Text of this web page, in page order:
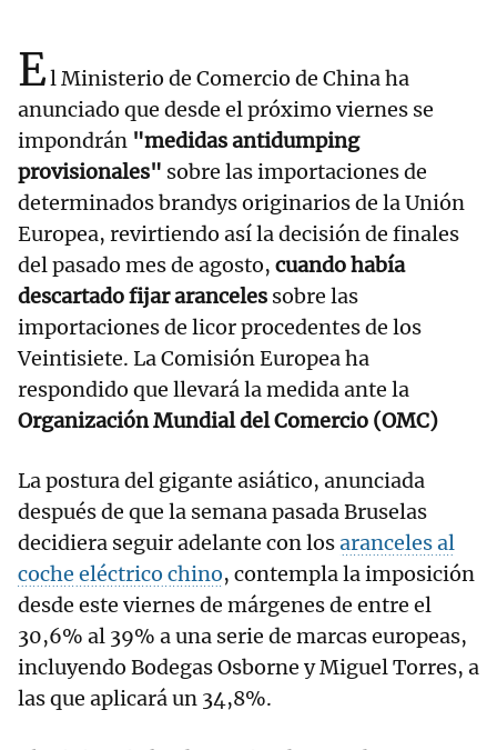
El Ministerio de Comercio de China ha
anunciado que desde el próximo viernes se
impondrán "medidas antidumping
provisionales" sobre las importaciones de
determinados brandys originarios de la Unión
Europea, revirtiendo así la decisión de finales
del pasado mes de agosto, cuando había
descartado fijar aranceles sobre las
importaciones de licor procedentes de los
Veintisiete. La Comisión Europea ha
respondido que llevará la medida ante la
Organización Mundial del Comercio (OMC)
La postura del gigante asiático, anunciada
después de que la semana pasada Bruselas
decidiera seguir adelante con losaranceles al
coche eléctrico chino, contempla la imposición
desde este viernes de márgenes de entre el
30,6% al 39% a una serie de marcas europeas,
incluyendo Bodegas Osborne y Miguel Torres, a
las que aplicará un 34,8%.